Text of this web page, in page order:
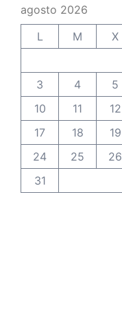
agosto 2026
L
M X
3
4 5
10
11 12
17
18 19
24
25 26
31